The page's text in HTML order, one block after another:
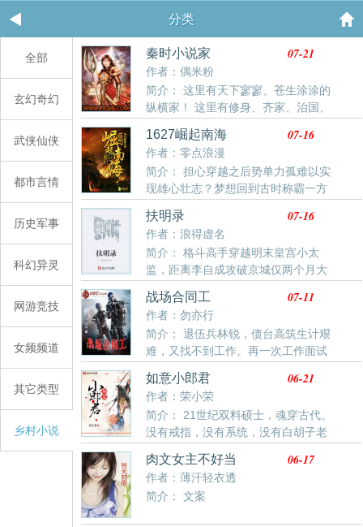
分类
全部
玄幻奇幻
武侠仙侠
都市言情
历史军事
科幻异灵
网游竞技
女频频道
其它类型
乡村小说
秦时小说家
作者：偶米粉
07-21
简介： 这里有天下寥寥、苍生涂涂的
纵横家！ 这里有修身、齐家、治国、
平天下的儒家！ 这里有天下皆白、唯我独黑的墨家！
这里有地泽万物、神农不死的农家！ 这里有其疾如风、
其徐如林的兵家！ …… 当然，这里也有我们亘古不衰
的小说家！
1627崛起南海
作者：零点浪漫
07-16
简介： 担心穿越之后势单力孤难以实
现雄心壮志？梦想回到古时称霸一方
却无机会大展拳脚？为了英雄霸业，为了三妻四妾，怀
着不同心思的各路人马聚集到一起，义无反顾地踏入另
一个时空！VIP读者群378375510
扶明录
作者：浪得虚名
07-16
简介： 格斗高手穿越明末皇宫小太
监，距离李自成攻破京城仅两个月大
厦已倾，生灵涂炭，哀声遍野，各地军阀内斗之际，他
将如何力缆狂澜举旗抗清扶明，他能否阻止扬州十日，
嘉定三屠……组织太监敢死队拼死护卫龙太子，外击鞑
子，内抗闯贼，虽然没有金手指，虽然只是小太监，但
我要扶起大明的龙旗。
战场合同工
作者：勿亦行
07-11
简介： 退伍兵林锐，债台高筑生计艰
难，又找不到工作。再一次工作面试
失败之后，偶遇一个神秘的中年人，为他提供了一份军
事保安公司的合同。他的人生因为这份合同从此改变。
他成了一个活跃在世界战场上的合同制员工。转战世界
各地，在热点地区执行高度危险的任务。从默默无闻的
战场炮灰，到声名赫赫的佣兵之王。
如意小郎君
作者：荣小荣
06-21
简介： 21世纪双料硕士，魂穿古代。
没有戒指，没有系统，没有白胡子老
爷爷，连关于这个世界的记忆都没有…… 贼老天，开局
什么都没有，连自己是谁都不知道，这让我怎么玩？ 腹
中饥饿难耐，心里郁闷透顶，唐宁忍不住抬头竖起中
指：“贼……” 有一物从天外飞来，正中额头。 抱着大红
绣球，晕倒之前，他只想问一句：“哪个杀千刀给绣球里
肉文女主不好当
作者：薄汗轻衣透
06-17
简介： 文案